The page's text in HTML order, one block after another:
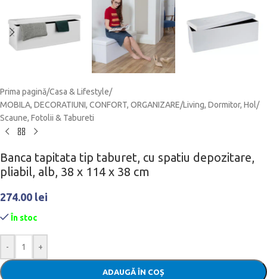
Prima pagină/Casa & Lifestyle/
MOBILA, DECORATIUNI, CONFORT, ORGANIZARE/Living, Dormitor, Hol/
Scaune, Fotolii & Tabureti
Banca tapitata tip taburet, cu spatiu depozitare,
pliabil, alb, 38 x 114 x 38 cm
274.00 lei
În stoc
- +
ADAUGĂ ÎN COȘ